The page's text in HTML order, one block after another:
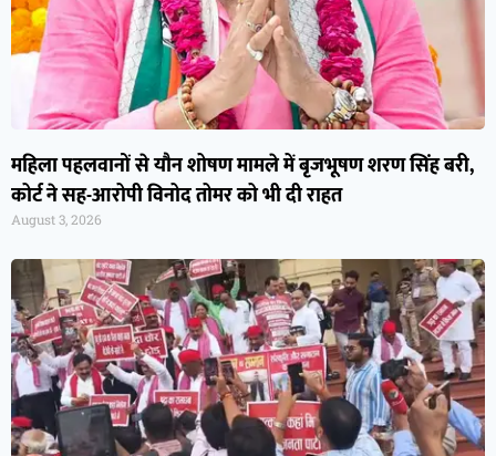
महिला पहलवानों से यौन शोषण मामले में बृजभूषण शरण सिंह बरी,
कोर्ट ने सह-आरोपी विनोद तोमर को भी दी राहत
August 3, 2026